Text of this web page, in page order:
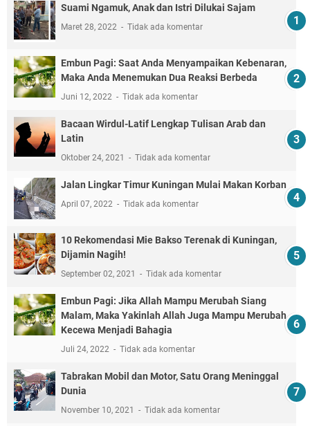
Suami Ngamuk, Anak dan Istri Dilukai Sajam
Maret 28, 2022 Tidak ada komentar
Embun Pagi: Saat Anda Menyampaikan Kebenaran,
Maka Anda Menemukan Dua Reaksi Berbeda
Juni 12, 2022 Tidak ada komentar
Bacaan Wirdul-Latif Lengkap Tulisan Arab dan
Latin
Oktober 24, 2021 Tidak ada komentar
Jalan Lingkar Timur Kuningan Mulai Makan Korban
April 07, 2022 Tidak ada komentar
10 Rekomendasi Mie Bakso Terenak di Kuningan,
Dijamin Nagih!
September 02, 2021 Tidak ada komentar
Embun Pagi: Jika Allah Mampu Merubah Siang
Malam, Maka Yakinlah Allah Juga Mampu Merubah
Kecewa Menjadi Bahagia
Juli 24, 2022 Tidak ada komentar
Tabrakan Mobil dan Motor, Satu Orang Meninggal
Dunia
November 10, 2021 Tidak ada komentar